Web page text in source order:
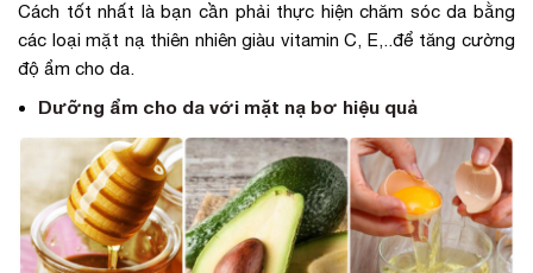
Cách tốt nhất là bạn cần phải thực hiện chăm sóc da bằng
các loại mặt nạ thiên nhiên giàu vitamin C, E,..để tăng cường
độ ẩm cho da.
Dưỡng ẩm cho da với mặt nạ bơ hiệu quả